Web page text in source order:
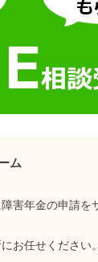
ム
害年金の申請を
お任せください。